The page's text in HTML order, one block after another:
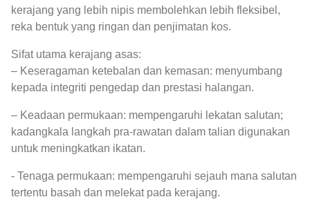
kerajang yang lebih nipis membolehkan lebih fleksibel,
reka bentuk yang ringan dan penjimatan kos.
Sifat utama kerajang asas:
– Keseragaman ketebalan dan kemasan: menyumbang
kepada integriti pengedap dan prestasi halangan.
– Keadaan permukaan: mempengaruhi lekatan salutan;
kadangkala langkah pra-rawatan dalam talian digunakan
untuk meningkatkan ikatan.
- Tenaga permukaan: mempengaruhi sejauh mana salutan
tertentu basah dan melekat pada kerajang.